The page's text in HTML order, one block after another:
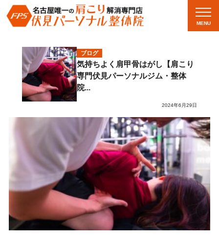
MENU
ブログ
気持ちよく肩甲骨はがし【肩こり
専門伏見パーソナルジム・整体
院...
2024年6月29日